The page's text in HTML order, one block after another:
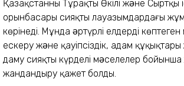
Қазақстанның Тұрақты Өкілі жəне Сыртқы
орынбасары сияқты лауазымдардағы
көрінеді. Мұнда əртүрлі елдердің
ескеру жəне қауіпсіздік, адам
даму сияқты күрделі мəселелер
жандандыру қажет болды.